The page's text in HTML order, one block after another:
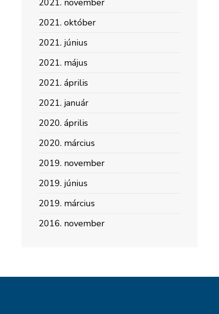
2021. november
2021. október
2021. június
2021. május
2021. április
2021. január
2020. április
2020. március
2019. november
2019. június
2019. március
2016. november